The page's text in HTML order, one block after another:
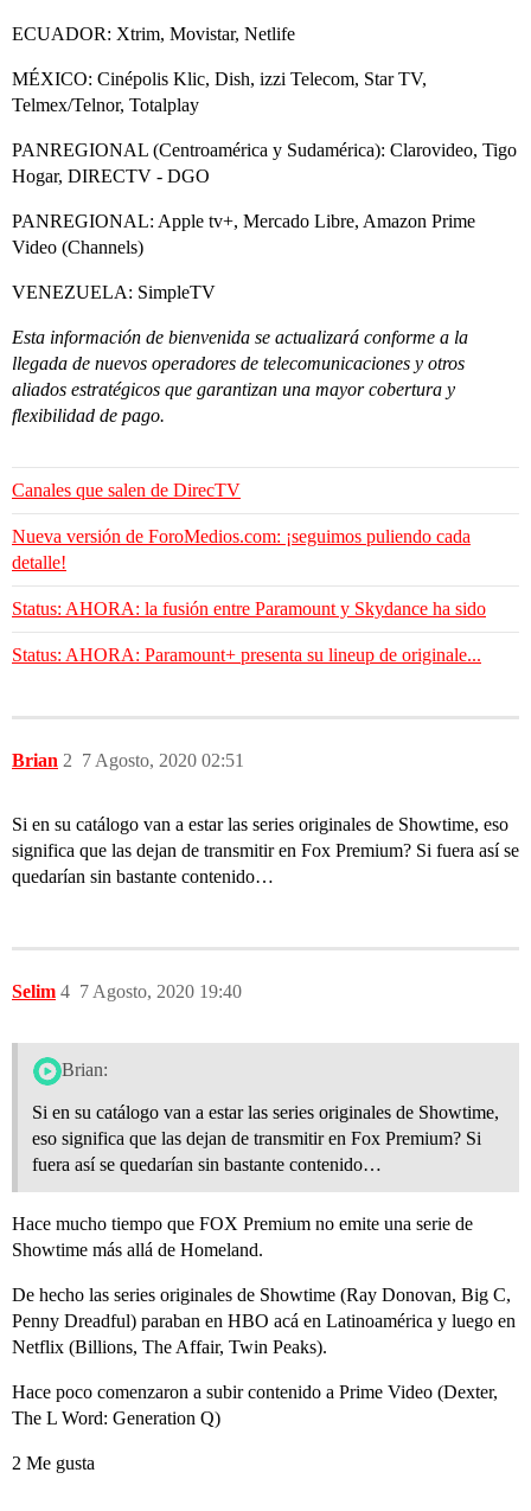
ECUADOR: Xtrim, Movistar, Netlife
MÉXICO: Cinépolis Klic, Dish, izzi Telecom, Star TV,
Telmex/Telnor, Totalplay
PANREGIONAL (Centroamérica y Sudamérica): Clarovideo, Tigo
Hogar, DIRECTV - DGO
PANREGIONAL: Apple tv+, Mercado Libre, Amazon Prime
Video (Channels)
VENEZUELA: SimpleTV
Esta información de bienvenida se actualizará conforme a la
llegada de nuevos operadores de telecomunicaciones y otros
aliados estratégicos que garantizan una mayor cobertura y
flexibilidad de pago.
Canales que salen de DirecTV
Nueva versión de ForoMedios.com: ¡seguimos puliendo cada
detalle!
Status: AHORA: la fusión entre Paramount y Skydance ha sido
Status: AHORA: Paramount+ presenta su lineup de originale...
Brian 7 Agosto, 2020 02:51
2
Si en su catálogo van a estar las series originales de Showtime, eso
significa que las dejan de transmitir en Fox Premium? Si fuera así se
quedarían sin bastante contenido…
Selim 7 Agosto, 2020 19:40
4
Brian:
Si en su catálogo van a estar las series originales de Showtime,
eso significa que las dejan de transmitir en Fox Premium? Si
fuera así se quedarían sin bastante contenido…
Hace mucho tiempo que FOX Premium no emite una serie de
Showtime más allá de Homeland.
De hecho las series originales de Showtime (Ray Donovan, Big C,
Penny Dreadful) paraban en HBO acá en Latinoamérica y luego en
Netflix (Billions, The Affair, Twin Peaks).
Hace poco comenzaron a subir contenido a Prime Video (Dexter,
The L Word: Generation Q)
2 Me gusta